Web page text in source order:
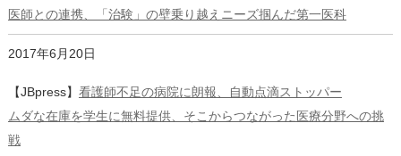
医師との連携、「治験」の壁乗り越えニーズ掴んだ第一医科
2017年6月20日
【JBpress】 看護師不足の病院に朗報、自動点滴ストッパー
ムダな在庫を学生に無料提供、そこからつながった医療分野への挑
戦